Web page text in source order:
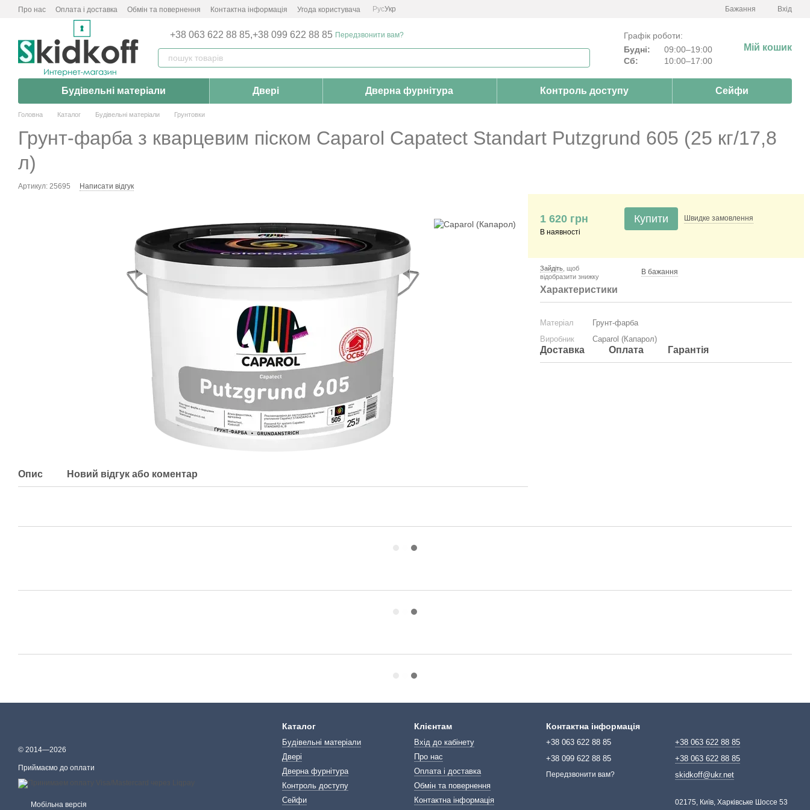
Перейти до основного контенту
Про нас Оплата і доставка Обмін та повернення Контактна інформація Угода користувача РусУкр Бажання Вхід
+38 063 622 88 85,+38 099 622 88 85 Передзвонити вам?
Графік роботи:
Будні:
09:00–19:00
Сб:
10:00–17:00
Мій кошик
Будівельні матеріали Двері Дверна фурнітура Контроль доступу Сейфи
Головна Каталог Будівельні матеріали Грунтовки
Грунт-фарба з кварцевим піском Caparol Capatect Standart Putzgrund 605 (25 кг/17,8
л)
Артикул: 25695 Написати відгук
Опис Новий відгук або коментар
1 620 грн
В наявності
Купити Швидке замовлення
Зайдіть , щоб
відобразити знижку
В бажання
Характеристики
Матеріал
Грунт-фарба
Виробник
Caparol (Капарол)
Доставка Оплата Гарантія
© 2014—2026
Приймаємо до оплати
Мобільна версія
Каталог
Будівельні матеріали
Двері
Дверна фурнітура
Контроль доступу
Сейфи
Клієнтам
Вхід до кабінету
Про нас
Оплата і доставка
Обмін та повернення
Контактна інформація
Контактна інформація
+38 063 622 88 85
+38 099 622 88 85
Передзвонити вам?
+38 063 622 88 85
+38 063 622 88 85
skidkoff@ukr.net
02175, Київ, Харківське Шоссе 53